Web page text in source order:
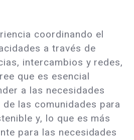
coordinando el
a través de
intercambios y redes,
que es esencial
a las necesidades
las comunidades para
y, lo que es más
para las necesidades